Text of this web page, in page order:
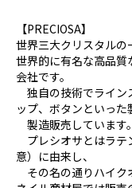
【PRECIOSA】
世界三大クリスタルの
世界的に有名な高品質
会社です。
独自の技術でライン
ップ、ボタンといった
製造販売しています。
プレシオサとはラテ
意）に由来し、
その名の通りハイク